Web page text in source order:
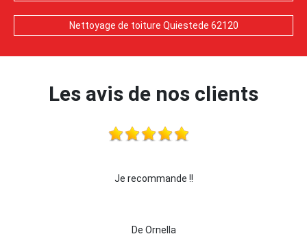
Nettoyage de toiture Quiestede 62120
Les avis de nos clients
je recommande cette